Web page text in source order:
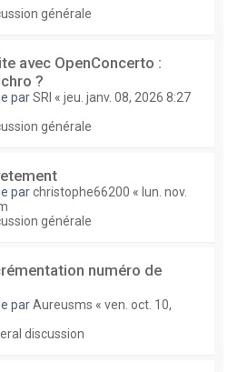
générale
avec OpenConcerto :
?
parSRI « jeu. janv. 08, 2026 8:27
générale
parchristophe66200 « lun. nov.
générale
numéro de
parAureusms « ven. oct. 10,
discussion